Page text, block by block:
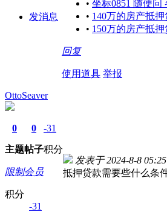
发消息
• 坐标0851 随便问
• 140万的房产抵
• 150万的房产抵
回复
使用道具 举报
OttoSeaver
0
主题
0
帖子
-31
积分
限制会员
积分
-31
发表于 2024-8-8
抵押贷款需要些什么条